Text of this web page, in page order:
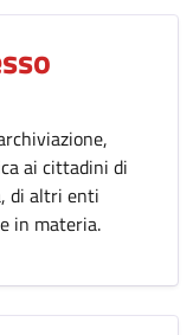
ai cittadini di
di altri enti
in materia.